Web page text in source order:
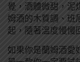
覺，酒體微甜，泥
姆酒的木質調、班
起，隨著溫度慢慢
如果你是蘭姆酒愛